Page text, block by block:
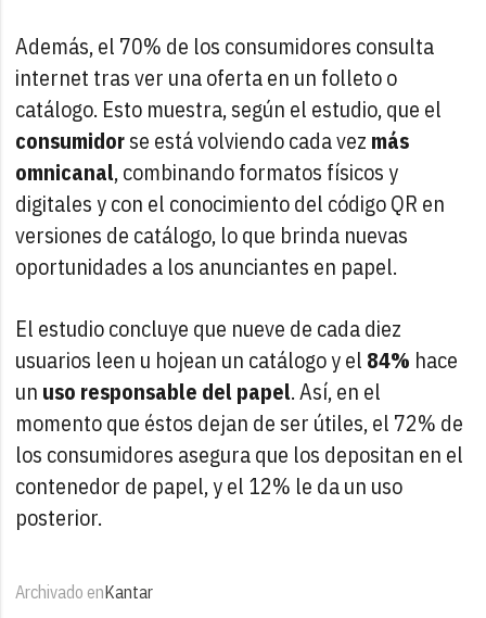
Además, el 70% de los consumidores consulta
internet tras ver una oferta en un folleto o
catálogo. Esto muestra, según el estudio, que el
consumidorse está volviendo cada vez más
omnicanal, combinando formatos físicos y
digitales y con el conocimiento del código QR en
versiones de catálogo, lo que brinda nuevas
oportunidades a los anunciantes en papel.
El estudio concluye que nueve de cada diez
usuarios leen u hojean un catálogo y el 84% hace
un uso responsable del papel. Así, en el
momento que éstos dejan de ser útiles, el 72% de
los consumidores asegura que los depositan en el
contenedor de papel, y el 12% le da un uso
posterior.
Archivado enKantar